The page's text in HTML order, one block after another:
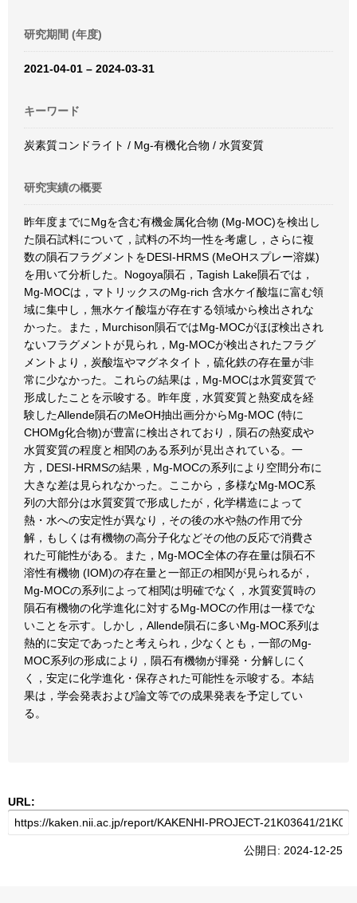
研究期間 (年度)
2021-04-01 – 2024-03-31
キーワード
炭素質コンドライト / Mg-有機化合物 / 水質変質
研究実績の概要
昨年度までにMgを含む有機金属化合物 (Mg-MOC)を検出し
た隕石試料について，試料の不均一性を考慮し，さらに複
数の隕石フラグメントをDESI-HRMS (MeOHスプレー溶媒)
を用いて分析した。Nogoya隕石，Tagish Lake隕石では，
Mg-MOCは，マトリックスのMg-rich 含水ケイ酸塩に富む領
域に集中し，無水ケイ酸塩が存在する領域から検出されな
かった。また，Murchison隕石ではMg-MOCがほぼ検出され
ないフラグメントが見られ，Mg-MOCが検出されたフラグ
メントより，炭酸塩やマグネタイト，硫化鉄の存在量が非
常に少なかった。これらの結果は，Mg-MOCは水質変質で
形成したことを示唆する。昨年度，水質変質と熱変成を経
験したAllende隕石のMeOH抽出画分からMg-MOC (特に
CHOMg化合物)が豊富に検出されており，隕石の熱変成や
水質変質の程度と相関のある系列が見出されている。一
方，DESI-HRMSの結果，Mg-MOCの系列により空間分布に
大きな差は見られなかった。ここから，多様なMg-MOC系
列の大部分は水質変質で形成したが，化学構造によって
熱・水への安定性が異なり，その後の水や熱の作用で分
解，もしくは有機物の高分子化などその他の反応で消費さ
れた可能性がある。また，Mg-MOC全体の存在量は隕石不
溶性有機物 (IOM)の存在量と一部正の相関が見られるが，
Mg-MOCの系列によって相関は明確でなく，水質変質時の
隕石有機物の化学進化に対するMg-MOCの作用は一様でな
いことを示す。しかし，Allende隕石に多いMg-MOC系列は
熱的に安定であったと考えられ，少なくとも，一部のMg-
MOC系列の形成により，隕石有機物が揮発・分解しにく
く，安定に化学進化・保存された可能性を示唆する。本結
果は，学会発表および論文等での成果発表を予定してい
る。
URL:
公開日: 2024-12-25